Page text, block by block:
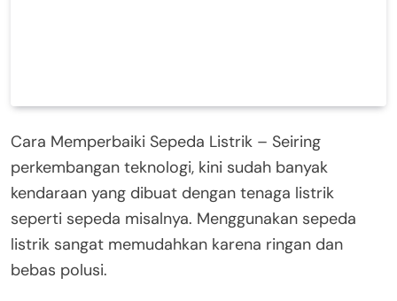
Cara Memperbaiki Sepeda Listrik – Seiring
perkembangan teknologi, kini sudah banyak
kendaraan yang dibuat dengan tenaga listrik
seperti sepeda misalnya. Menggunakan sepeda
listrik sangat memudahkan karena ringan dan
bebas polusi.